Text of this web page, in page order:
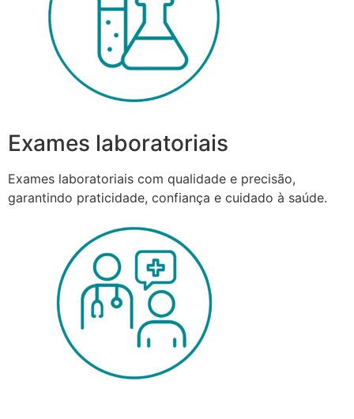
Exames laboratoriais
Exames laboratoriais com qualidade e precisão,
garantindo praticidade, confiança e cuidado à saúde.